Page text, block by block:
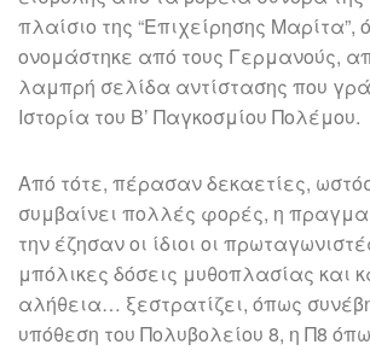
πλαίσιο της “Επιχείρησης Μαρίτα”,
ονομάστηκε από τους Γερμανούς,
λαμπρή σελίδα αντίστασης που
Ιστορία του Β’ Παγκοσμίου Πολέμου.
Από τότε, πέρασαν δεκαετίες,
συμβαίνει πολλές φορές, η
την έζησαν οι ίδιοι οι
μπόλικες δόσεις μυθοπλασίας και
αλήθεια… ξεστρατίζει, όπως
υπόθεση του Πολυβολείου 8, η Π8